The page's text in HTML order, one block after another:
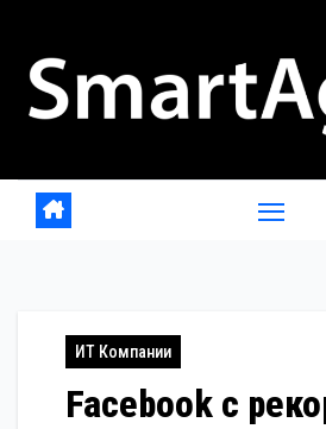
content
ИТ Компании
Facebook с